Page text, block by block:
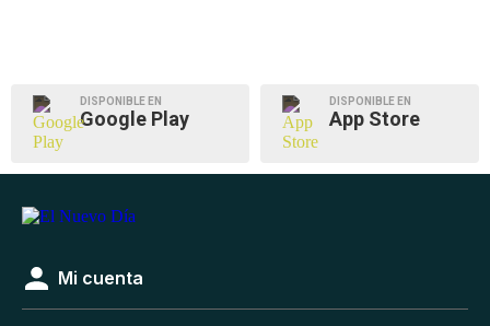
DISPONIBLE EN
Google Play
DISPONIBLE EN
App Store
Mi cuenta